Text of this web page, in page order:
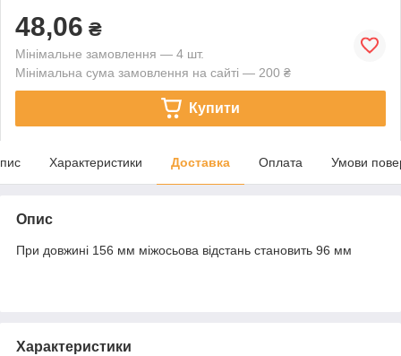
48,06 ₴
Мінімальне замовлення — 4 шт.
Мінімальна сума замовлення на сайті — 200 ₴
Купити
Характеристики Доставка Оплата Умови
Опис
При довжині 156 мм міжосьова відстань становить 96 мм
Характеристики